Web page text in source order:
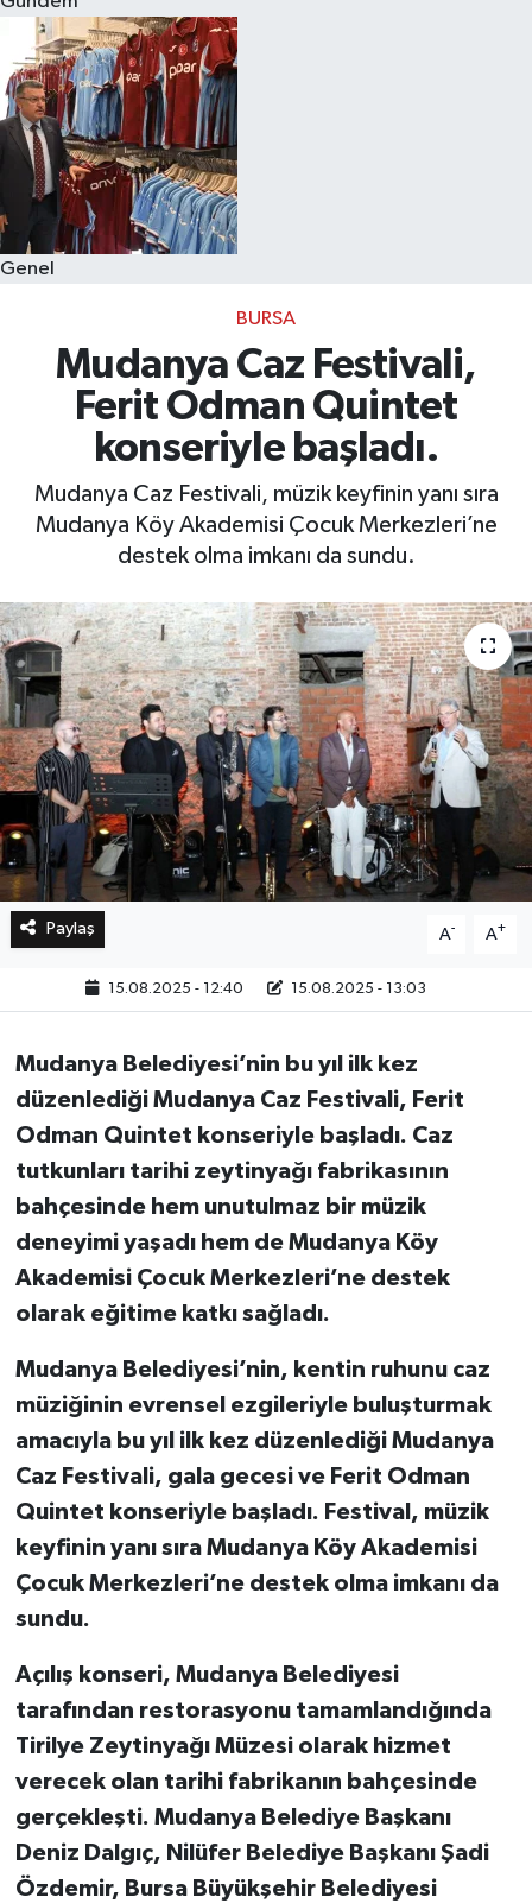
Genel
BURSA
Mudanya Caz Festivali,
Ferit Odman Quintet
konseriyle başladı.
Mudanya Caz Festivali, müzik keyfinin yanı sıra
Mudanya Köy Akademisi Çocuk Merkezleri’ne
destek olma imkanı da sundu.
Paylaş A- A+
15.08.2025 - 12:40 15.08.2025 - 13:03
Mudanya Belediyesi’nin bu yıl ilk kez
düzenlediği Mudanya Caz Festivali, Ferit
Odman Quintet konseriyle başladı. Caz
tutkunları tarihi zeytinyağı fabrikasının
bahçesinde hem unutulmaz bir müzik
deneyimi yaşadı hem de Mudanya Köy
Akademisi Çocuk Merkezleri’ne destek
olarak eğitime katkı sağladı.
Mudanya Belediyesi’nin, kentin ruhunu caz
müziğinin evrensel ezgileriyle buluşturmak
amacıyla bu yıl ilk kez düzenlediği Mudanya
Caz Festivali, gala gecesi ve Ferit Odman
Quintet konseriyle başladı. Festival, müzik
keyfinin yanı sıra Mudanya Köy Akademisi
Çocuk Merkezleri’ne destek olma imkanı da
sundu.
Açılış konseri, Mudanya Belediyesi
tarafından restorasyonu tamamlandığında
Tirilye Zeytinyağı Müzesi olarak hizmet
verecek olan tarihi fabrikanın bahçesinde
gerçekleşti. Mudanya Belediye Başkanı
Deniz Dalgıç, Nilüfer Belediye Başkanı Şadi
Özdemir, Bursa Büyükşehir Belediyesi
Eğitim
Sağlık
Dünya
Magazin
Kültür & Sanat
Teknoloji
Bilim
Genel